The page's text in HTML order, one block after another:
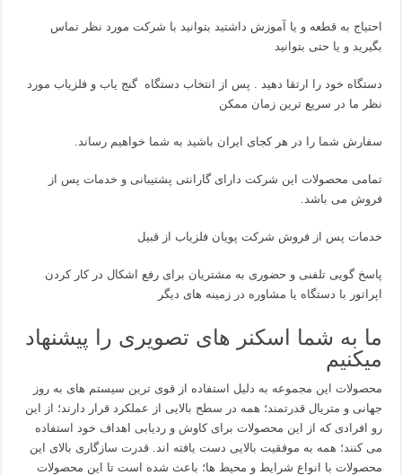
احتیاج به قطعه و یا آموزش داشتید بتوانید با شرکت مورد نظر تماس
بگیرید و یا حتی بتوانید
دستگاه خود را ارتقا دهید . پس از انتخاب دستگاه گنج یاب و فلزیاب مورد
نظر ما در سریع ترین زمان ممکن
سفارش شما را در هر کجای ایران باشید به شما خواهیم رساند.
تمامی محصولات این شرکت دارای گارانتی پشتیبانی و خدمات پس از
فروش می باشد.
خدمات پس از فروش شرکت پویان فلزیاب از قبیل
پاسخ گویی تلفنی و حضوری به مشتریان برای رفع اشکال در کار کردن
اپراتور با دستگاه یا مشاوره در زمینه های دیگر
ما به شما اسکنر های تصویری را پیشنهاد
میکنیم
محصولات این مجموعه به دلیل استفاده از قوی ترین سیستم های به روز
جهانی و متریال قدرتمند؛ همه در سطح بالایی از عملکرد قرار دارند؛ از این
رو افرادی که از این محصولات برای کاوش و ردیابی اهداف خود استفاده
می کنند؛ همه به موفقیت بالایی دست یافته اند. قدرت سازگاری بالای این
محصولات با انواع شرایط و محیط ها؛ باعث شده است تا این محصولات